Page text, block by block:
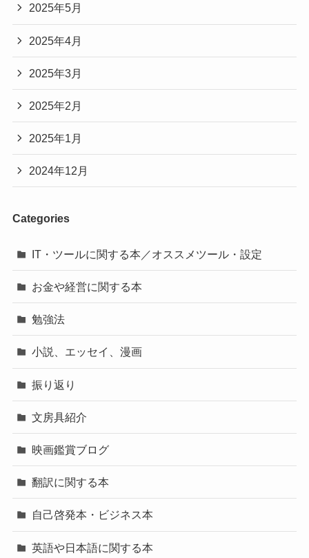
2025年5月
2025年4月
2025年3月
2025年2月
2025年1月
2024年12月
Categories
IT・ツールに関する本／オススメツール・設定
お金や経営に関する本
勉強法
小説、エッセイ、漫画
振り返り
文房具紹介
映画鑑賞ブログ
翻訳に関する本
自己啓発本・ビジネス本
英語や日本語に関する本